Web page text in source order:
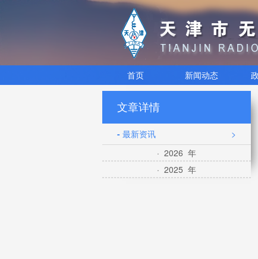
首页 新闻动态
文章详情
- 最新资讯
>
· 2026 年
· 2025 年